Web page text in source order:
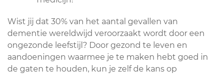
Wist jij dat 30% van het aantal gevallen van
dementie wereldwijd veroorzaakt wordt door een
ongezonde leefstijl? Door gezond te leven en
aandoeningen waarmee je te maken hebt goed in
de gaten te houden, kun je zelf de kans op